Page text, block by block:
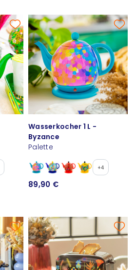
Wasserkocher 1 L -
Byzance
Palette
+4
89,90 €